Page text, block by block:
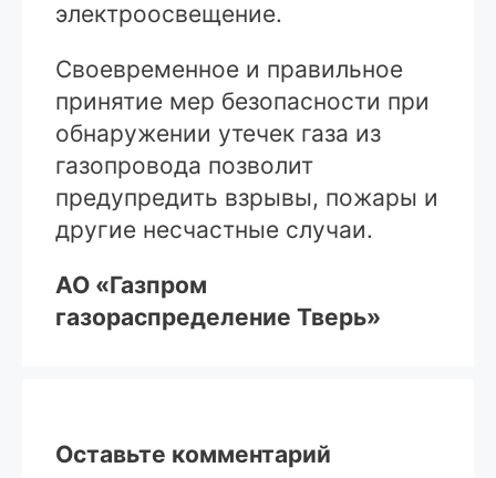
электроосвещение.
Своевременное и правильное
принятие мер безопасности при
обнаружении утечек газа из
газопровода позволит
предупредить взрывы, пожары и
другие несчастные случаи.
АО «Газпром
газораспределение Тверь»
Оставьте комментарий